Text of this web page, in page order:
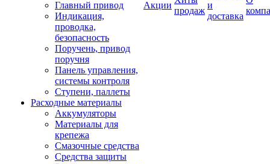
Главный привод
Индикация,
проводка,
безопасность
Поручень, привод
поручня
Панель управления,
системы контроля
Ступени, паллеты
Расходные материалы
Аккумуляторы
Материалы для
крепежа
Смазочные средства
Средства защиты
Акции
продаж
и
доставка